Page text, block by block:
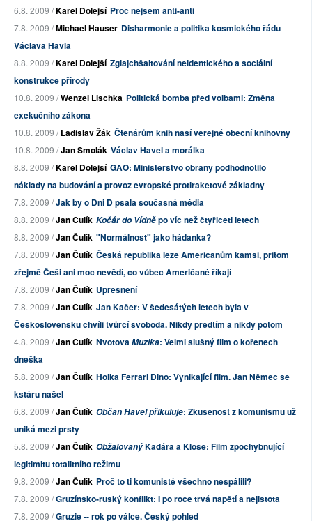
6.8. 2009 /Karel Dolejší Proč nejsem anti-anti
7.8. 2009 /Michael Hauser Disharmonie a politika kosmického řádu
Václava Havla
8.8. 2009 /Karel Dolejší Zglajchšaltování neidentického a sociální
konstrukce přírody
10.8. 2009 /Wenzel Lischka Politická bomba před volbami: Změna
exekučního zákona
10.8. 2009 /Ladislav Žák Čtenářům knih naší veřejné obecní knihovny
10.8. 2009 /Jan Smolák Václav Havel a morálka
8.8. 2009 /Karel Dolejší GAO: Ministerstvo obrany podhodnotilo
náklady na budování a provoz evropské protiraketové základny
7.8. 2009 /Jak by o Dni D psala současná média
8.8. 2009 /Jan Čulík Kočár do Vídněpo víc než čtyřiceti letech
8.8. 2009 /Jan Čulík "Normálnost" jako hádanka?
7.8. 2009 /Jan Čulík Česká republika leze Američanům kamsi, přitom
zřejmě Češi ani moc nevědí, co vůbec Američané říkají
7.8. 2009 /Jan Čulík Upřesnění
7.8. 2009 /Jan Čulík Jan Kačer: V šedesátých letech byla v
Československu chvíli tvůrčí svoboda. Nikdy předtím a nikdy potom
4.8. 2009 /Jan Čulík NvotovaMuzika: Velmi slušný film o kořenech
dneška
5.8. 2009 /Jan Čulík Holka Ferrari Dino: Vynikající film. Jan Němec se
kstáru našel
6.8. 2009 /Jan Čulík Občan Havel přikuluje: Zkušenost z komunismu už
uniká mezi prsty
5.8. 2009 /Jan Čulík ObžalovanýKadára a Klose: Film zpochybňující
legitimitu totalitního režimu
9.8. 2009 /Jan Čulík Proč to ti komunisté všechno nespálili?
7.8. 2009 /Gruzínsko-ruský konflikt: I po roce trvá napětí a nejistota
7.8. 2009 /Gruzie -- rok po válce. Český pohled